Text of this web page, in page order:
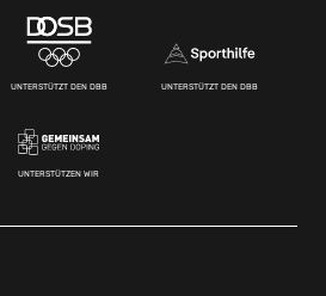
UNTERSTÜTZT DEN DBB UNTERSTÜTZT DEN DBB
UNTERSTÜTZEN WIR